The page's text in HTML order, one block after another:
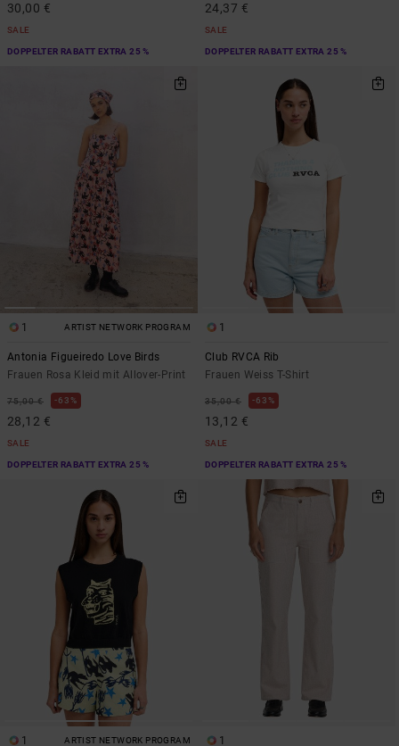
30,00 €
SALE
DOPPELTER RABATT EXTRA 25 %
24,37 €
SALE
DOPPELTER RABATT EXTRA 25 %
1 ARTIST NETWORK PROGRAM
Antonia Figueiredo Love Birds
Frauen Rosa Kleid mit Allover-Print
75,00 € 63%
28,12 €
SALE
DOPPELTER RABATT EXTRA 25 %
1
Club RVCA Rib
Frauen Weiss T-Shirt
35,00 € 63%
13,12 €
SALE
DOPPELTER RABATT EXTRA 25 %
1 ARTIST NETWORK PROGRAM 1